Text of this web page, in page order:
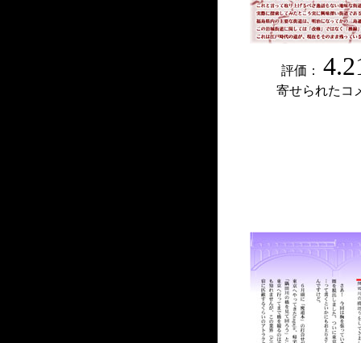
評価：
寄せられたコ